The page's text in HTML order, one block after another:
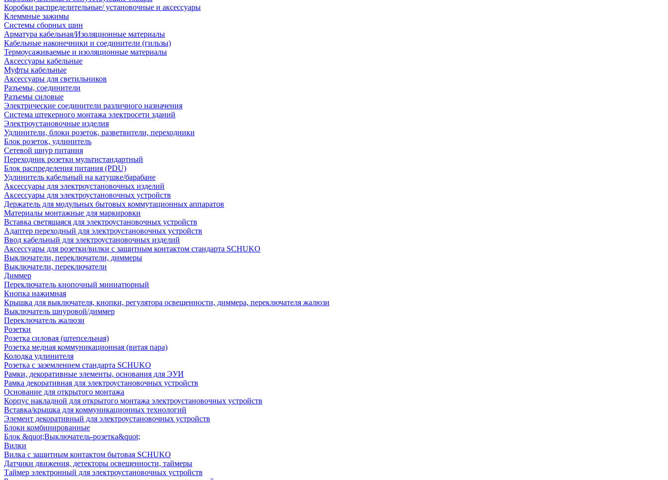
Коробки распределительные/ установочные и аксессуары
Клеммные зажимы
Системы сборных шин
Арматура кабельная/Изоляционные материалы
Кабельные наконечники и соединители (гильзы)
Термоусаживаемые и изоляционные материалы
Аксессуары кабельные
Муфты кабельные
Аксессуары для светильников
Разъемы, соединители
Разъемы силовые
Электрические соединители различного назначения
Система штекерного монтажа электросети зданий
Электроустановочные изделия
Удлинители, блоки розеток, разветвители, переходники
Блок розеток, удлинитель
Сетевой шнур питания
Переходник розетки мультистандартный
Блок распределения питания (PDU)
Удлинитель кабельный на катушке/барабане
Аксессуары для электроустановочных изделий
Аксессуары для электроустановочных устройств
Держатель для модульных бытовых коммутационных аппаратов
Материалы монтажные для маркировки
Вставка светящаяся для электроустановочных устройств
Адаптер переходный для электроустановочных устройств
Ввод кабельный для электроустановочных изделий
Аксессуары для розетки/вилки с защитным контактом стандарта SCHUKO
Выключатели, переключатели, диммеры
Выключатели, переключатели
Диммер
Переключатель кнопочный миниатюрный
Кнопка нажимная
Крышка для выключателя, кнопки, регулятора освещенности, диммера, переключателя жалюзи
Выключатель шнуровой/диммер
Переключатель жалюзи
Розетки
Розетка силовая (штепсельная)
Розетка медная коммуникационная (витая пара)
Колодка удлинителя
Розетка с заземлением стандарта SCHUKO
Рамки, декоративные элементы, основания для ЭУИ
Рамка декоративная для электроустановочных устройств
Основание для открытого монтажа
Корпус накладной для открытого монтажа электроустановочных устройств
Вставка/крышка для коммуникационных технологий
Элемент декоративный для электроустановочных устройств
Блоки комбинированные
Блок &quot;Выключатель-розетка&quot;
Вилки
Вилка с защитным контактом бытовая SCHUKO
Датчики движения, детекторы освещенности, таймеры
Таймер электронный для электроустановочных устройств